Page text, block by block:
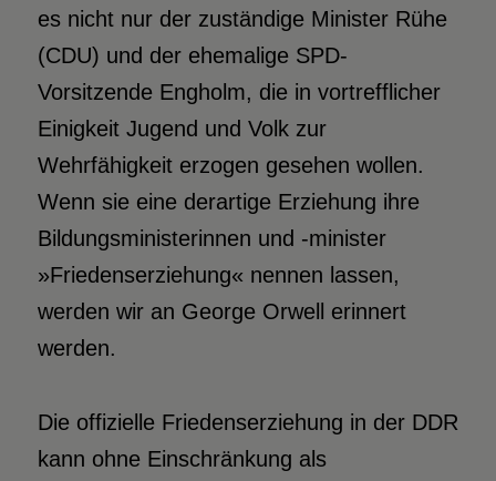
es nicht nur der zuständige Minister Rühe
(CDU) und der ehemalige SPD-
Vorsitzende Engholm, die in vortrefflicher
Einigkeit Jugend und Volk zur
Wehrfähigkeit erzogen gesehen wollen.
Wenn sie eine derartige Erziehung ihre
Bildungsministerinnen und -minister
»Friedenserziehung« nennen lassen,
werden wir an George Orwell erinnert
werden.
Die offizielle Friedenserziehung in der DDR
kann ohne Einschränkung als